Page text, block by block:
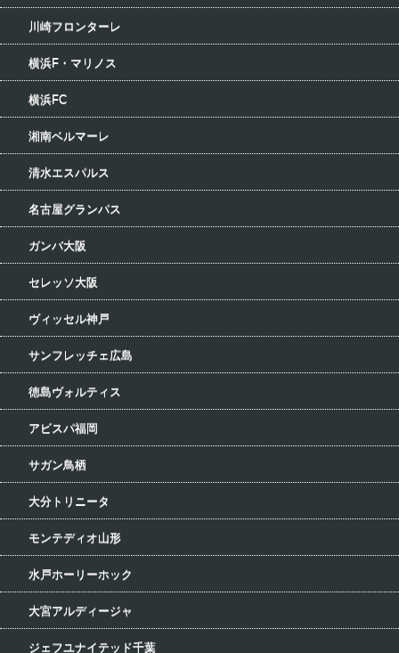
川崎フロンターレ
横浜F・マリノス
横浜FC
湘南ベルマーレ
清水エスパルス
名古屋グランパス
ガンバ大阪
セレッソ大阪
ヴィッセル神戸
サンフレッチェ広島
徳島ヴォルティス
アビスパ福岡
サガン鳥栖
大分トリニータ
モンテディオ山形
水戸ホーリーホック
大宮アルディージャ
ジェフユナイテッド千葉